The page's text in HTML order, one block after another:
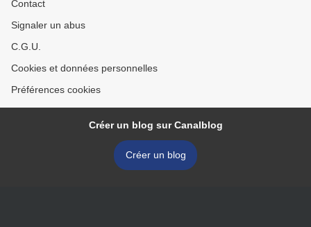
Contact
Signaler un abus
C.G.U.
Cookies et données personnelles
Préférences cookies
Créer un blog sur Canalblog
Créer un blog